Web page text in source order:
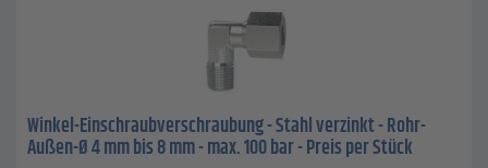
Winkel-Einschraubverschraubung - Stahl verzinkt - Rohr-
Außen-Ø 4 mm bis 8 mm - max. 100 bar - Preis per Stück